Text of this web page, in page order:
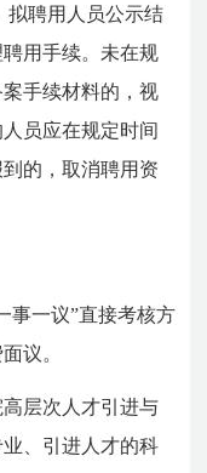
拟聘用人员公示结
用手续。未在规
手续材料的，视
员应在规定时间
的，取消聘用资
事一议”直接考核方
议。
层次人才引进与
、引进人才的科